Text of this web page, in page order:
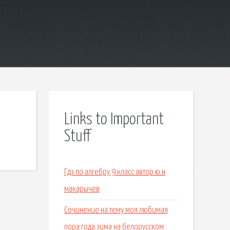
Links to Important
Stuff
Гдз по алгебру 9 класс автор ю.н
макарычев
Сочинение на тему моя любимая
пора года зима на белорусском